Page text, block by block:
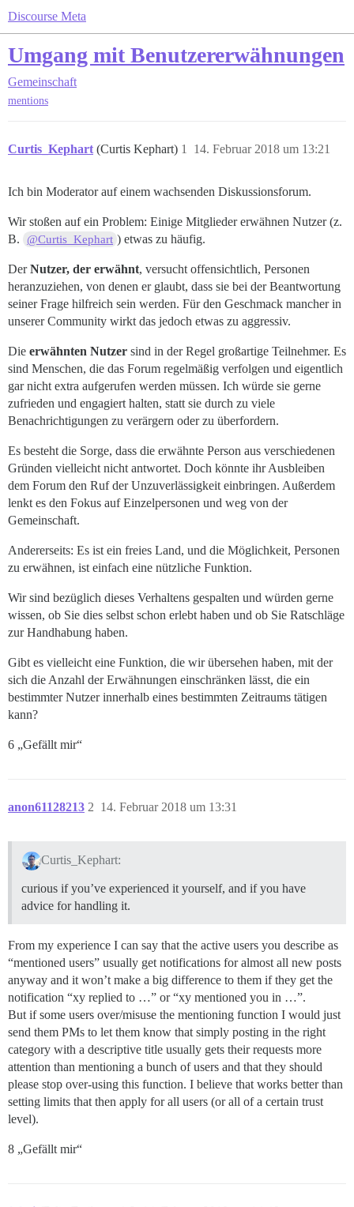
Discourse Meta
Umgang mit Benutzererwähnungen
Gemeinschaft
mentions
Curtis_Kephart (Curtis Kephart) 14. Februar 2018 um 13:21
1
Ich bin Moderator auf einem wachsenden Diskussionsforum.
Wir stoßen auf ein Problem: Einige Mitglieder erwähnen Nutzer (z.
B.
@Curtis_Kephart ) etwas zu häufig.
DerNutzer, der erwähnt, versucht offensichtlich, Personen
heranzuziehen, von denen er glaubt, dass sie bei der Beantwortung
seiner Frage hilfreich sein werden. Für den Geschmack mancher in
unserer Community wirkt das jedoch etwas zu aggressiv.
Die erwähnten Nutzer sind in der Regel großartige Teilnehmer. Es
sind Menschen, die das Forum regelmäßig verfolgen und eigentlich
gar nicht extra aufgerufen werden müssen. Ich würde sie gerne
zufrieden und engagiert halten, statt sie durch zu viele
Benachrichtigungen zu verärgern oder zu überfordern.
Es besteht die Sorge, dass die erwähnte Person aus verschiedenen
Gründen vielleicht nicht antwortet. Doch könnte ihr Ausbleiben
dem Forum den Ruf der Unzuverlässigkeit einbringen. Außerdem
lenkt es den Fokus auf Einzelpersonen und weg von der
Gemeinschaft.
Andererseits: Es ist ein freies Land, und die Möglichkeit, Personen
zu erwähnen, ist einfach eine nützliche Funktion.
Wir sind bezüglich dieses Verhaltens gespalten und würden gerne
wissen, ob Sie dies selbst schon erlebt haben und ob Sie Ratschläge
zur Handhabung haben.
Gibt es vielleicht eine Funktion, die wir übersehen haben, mit der
sich die Anzahl der Erwähnungen einschränken lässt, die ein
bestimmter Nutzer innerhalb eines bestimmten Zeitraums tätigen
kann?
6 „Gefällt mir“
anon61128213 14. Februar 2018 um 13:31
2
Curtis_Kephart:
curious if you’ve experienced it yourself, and if you have
advice for handling it.
From my experience I can say that the active users you describe as
“mentioned users” usually get notifications for almost all new posts
anyway and it won’t make a big difference to them if they get the
notification “xy replied to …” or “xy mentioned you in …”.
But if some users over/misuse the mentioning function I would just
send them PMs to let them know that simply posting in the right
category with a descriptive title usually gets their requests more
attention than mentioning a bunch of users and that they should
please stop over-using this function. I believe that works better than
setting limits that then apply for all users (or all of a certain trust
level).
8 „Gefällt mir“